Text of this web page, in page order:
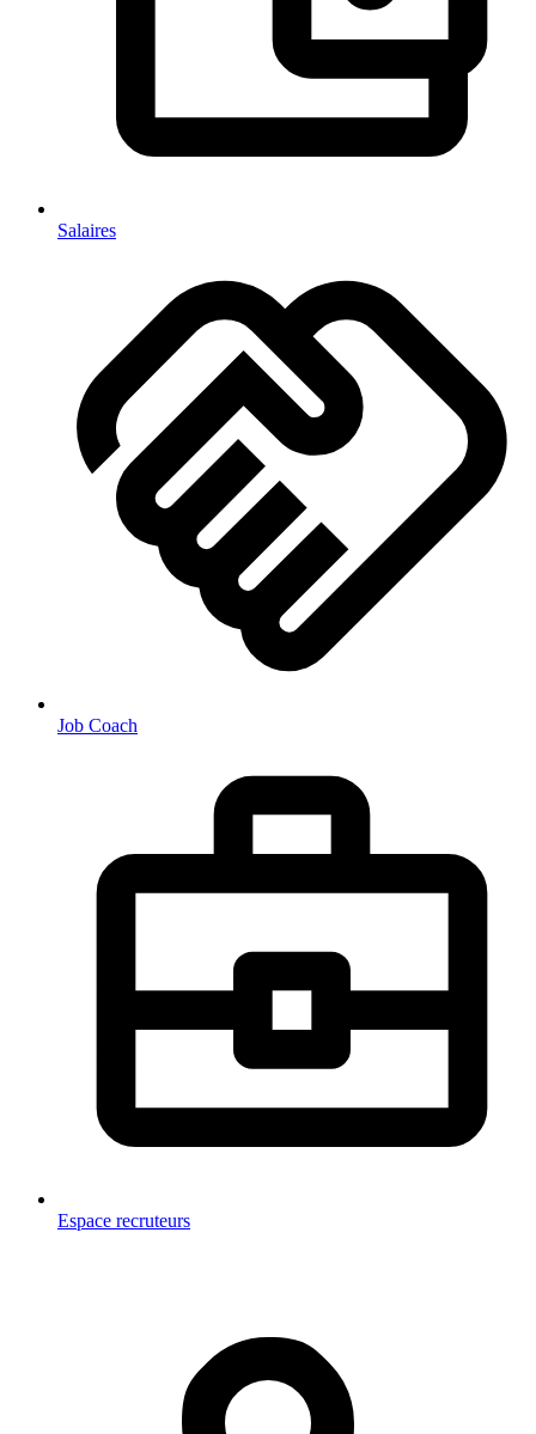
Salaires
Job Coach
Espace recruteurs